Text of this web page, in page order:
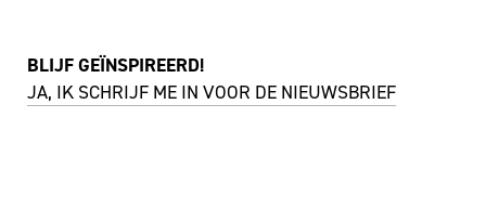
BLIJF GEÏNSPIREERD!
JA, IK SCHRIJF ME IN VOOR DE NIEUWSBRIEF